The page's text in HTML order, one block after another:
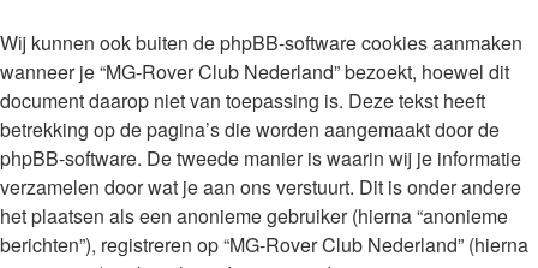
Wij kunnen ook buiten de phpBB-software cookies aanmaken
wanneer je “MG-Rover Club Nederland” bezoekt, hoewel dit
document daarop niet van toepassing is. Deze tekst heeft
betrekking op de pagina’s die worden aangemaakt door de
phpBB-software. De tweede manier is waarin wij je informatie
verzamelen door wat je aan ons verstuurt. Dit is onder andere
het plaatsen als een anonieme gebruiker (hierna “anonieme
berichten”), registreren op “MG-Rover Club Nederland” (hierna